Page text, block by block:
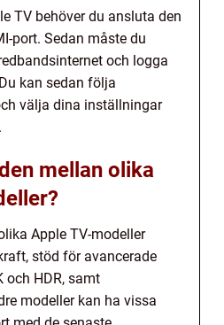
TV behöver du ansluta den
port. Sedan måste du
och logga
kan sedan följa
välja dina inställningar
mellan olika
Apple TV-modeller
stöd för avancerade
och HDR, samt
modeller kan ha vissa